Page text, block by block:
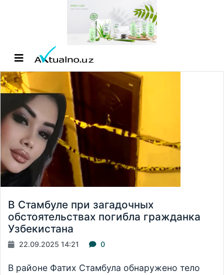
В Стамбуле при загадочных
обстоятельствах погибла гражданка
Узбекистана
22.09.2025 14:21 0
В районе Фатих Стамбула обнаружено тело